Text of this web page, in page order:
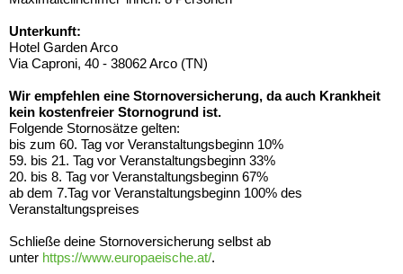
Unterkunft:
Hotel Garden Arco
Via Caproni, 40 - 38062 Arco (TN)
Wir empfehlen eine Stornoversicherung, da auch Krankheit
kein kostenfreier Stornogrund ist.
Folgende Stornosätze gelten:
bis zum 60. Tag vor Veranstaltungsbeginn 10%
59. bis 21. Tag vor Veranstaltungsbeginn 33%
20. bis 8. Tag vor Veranstaltungsbeginn 67%
ab dem 7.Tag vor Veranstaltungsbeginn 100% des
Veranstaltungspreises
Schließe deine Stornoversicherung selbst ab
unter https://www.europaeische.at/.